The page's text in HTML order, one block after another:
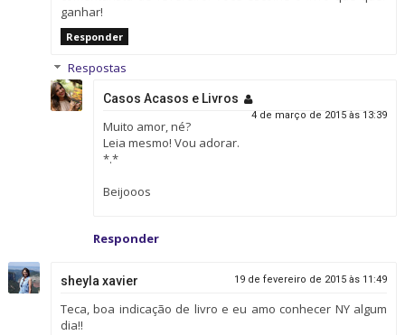
ganhar!
Responder
Respostas
Casos Acasos e Livros
4 de março de 2015 às 13:39
Muito amor, né?
Leia mesmo! Vou adorar.
*.*
Beijooos
Responder
sheyla xavier 19 de fevereiro de 2015 às 11:49
Teca, boa indicação de livro e eu amo conhecer NY algum
dia!!